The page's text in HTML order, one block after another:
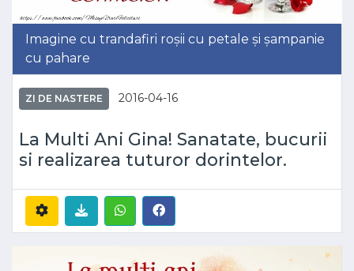
Imagine cu trandafiri roșii cu petale și șampanie
cu pahare
ZI DE NASTERE 2016-04-16
La Multi Ani Gina! Sanatate, bucurii
si realizarea tuturor dorintelor.